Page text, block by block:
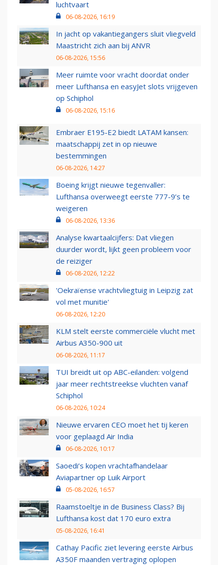
luchtvaart
06-08-2026, 16:19
In jacht op vakantiegangers sluit vliegveld
Maastricht zich aan bij ANVR
06-08-2026, 15:56
Meer ruimte voor vracht doordat onder
meer Lufthansa en easyJet slots vrijgeven
op Schiphol
06-08-2026, 15:16
Embraer E195-E2 biedt LATAM kansen:
maatschappij zet in op nieuwe
bestemmingen
06-08-2026, 14:27
Boeing krijgt nieuwe tegenvaller:
Lufthansa overweegt eerste 777-9’s te
weigeren
06-08-2026, 13:36
Analyse kwartaalcijfers: Dat vliegen
duurder wordt, lijkt geen probleem voor
de reiziger
06-08-2026, 12:22
'Oekraïense vrachtvliegtuig in Leipzig zat
vol met munitie'
06-08-2026, 12:20
KLM stelt eerste commerciële vlucht met
Airbus A350-900 uit
06-08-2026, 11:17
TUI breidt uit op ABC-eilanden: volgend
jaar meer rechtstreekse vluchten vanaf
Schiphol
06-08-2026, 10:24
Nieuwe ervaren CEO moet het tij keren
voor geplaagd Air India
06-08-2026, 10:17
Saoedi’s kopen vrachtafhandelaar
Aviapartner op Luik Airport
05-08-2026, 16:57
Raamstoeltje in de Business Class? Bij
Lufthansa kost dat 170 euro extra
05-08-2026, 16:41
Cathay Pacific ziet levering eerste Airbus
A350F maanden vertraging oplopen